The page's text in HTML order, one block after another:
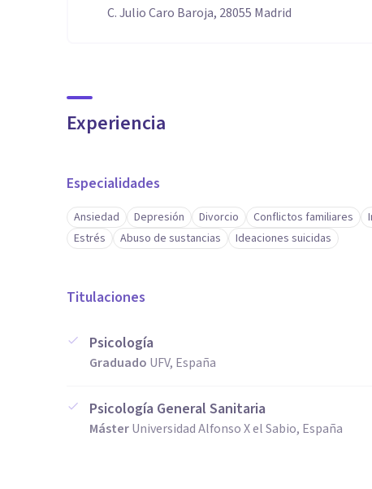
C. Julio Caro Baroja, 28055 Madrid
Experiencia
Especialidades
Ansiedad Depresión Divorcio Conflictos familiares
Estrés
Abuso de sustancias Ideaciones suicidas
Titulaciones
Psicología
Graduado UFV, España
Psicología General Sanitaria
MásterUniversidad Alfonso X el Sabio, España